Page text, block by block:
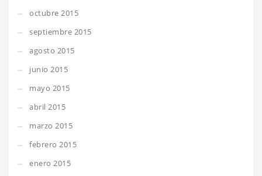
octubre 2015
septiembre 2015
agosto 2015
junio 2015
mayo 2015
abril 2015
marzo 2015
febrero 2015
enero 2015